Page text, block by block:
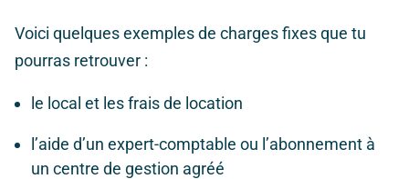
Voici quelques exemples de charges fixes que tu
pourras retrouver :
le local et les frais de location
l’aide d’un expert-comptable ou l’abonnement à
un centre de gestion agréé